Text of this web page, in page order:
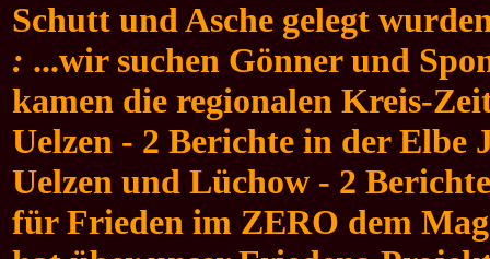
Schutt und Asche gelegt
: ...wir suchen Gönner und
kamen die regionalen Kreis-
Uelzen - 2 Berichte in der Elbe
Uelzen und Lüchow - 2
für Frieden im ZERO dem